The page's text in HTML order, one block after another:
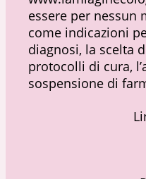
essere per nessun
come indicazioni
diagnosi, la scelta
protocolli di cura,
sospensione di